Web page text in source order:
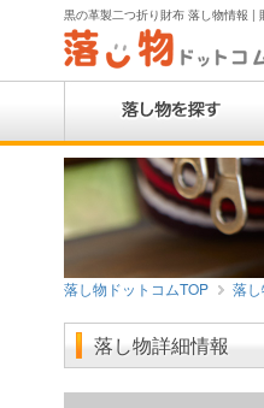
黒の革製二つ折り財布 落し物情報 |
落し物ドットコムTOP 落
落し物詳細情報